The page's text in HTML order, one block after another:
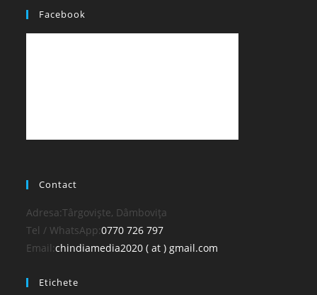
Facebook
Contact
Adresa:Târgoviște, Dâmbovița
Tel / WhatsApp:0770 726 797Opens
in
Email:chindiamedia2020 ( at ) gmail.com
Etichete